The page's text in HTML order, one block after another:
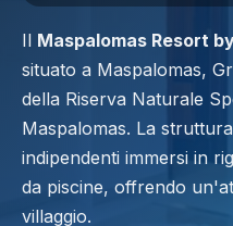
Il Maspalomas Resort
situato a Maspalomas,
della Riserva Naturale
Maspalomas. La
indipendenti immersi in
da piscine, offrendo
villaggio.